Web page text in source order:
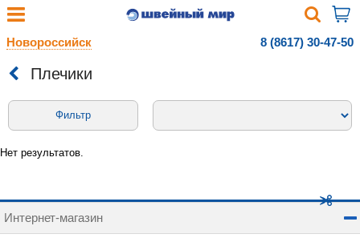
Новороссийск 8 (8617) 30-47-50
Плечики
Фильтр
Нет результатов.
Интернет-магазин